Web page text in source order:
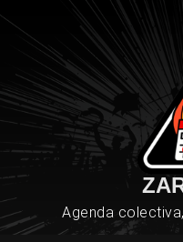
Agenda